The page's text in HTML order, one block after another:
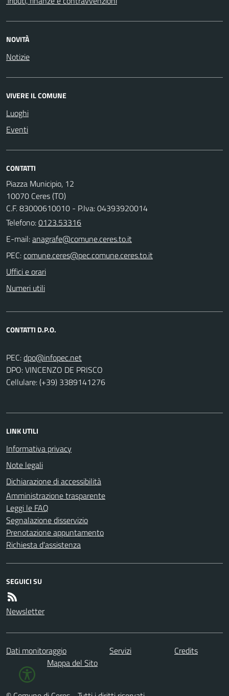
NOVITÀ
Notizie
VIVERE IL COMUNE
Luoghi
Eventi
CONTATTI
Piazza Municipio, 12
10070 Ceres (TO)
C.F. 83000610010 - P.Iva: 04393920014
Telefono:0123.53316
E-mail:
PEC:
Uffici e orari
Numeri utili
CONTATTI D.P.O.
PEC:
DPO: VINCENZO DE PRISCO
Cellulare: (+39) 3389141276
LINK UTILI
Informativa privacy
Note legali
Dichiarazione di accessibilità
Amministrazione trasparente
Leggi le FAQ
Segnalazione disservizio
Prenotazione appuntamento
Richiesta d'assistenza
SEGUICI SU
Newsletter
Dati monitoraggio Servizi
Credits
Mappa del Sito